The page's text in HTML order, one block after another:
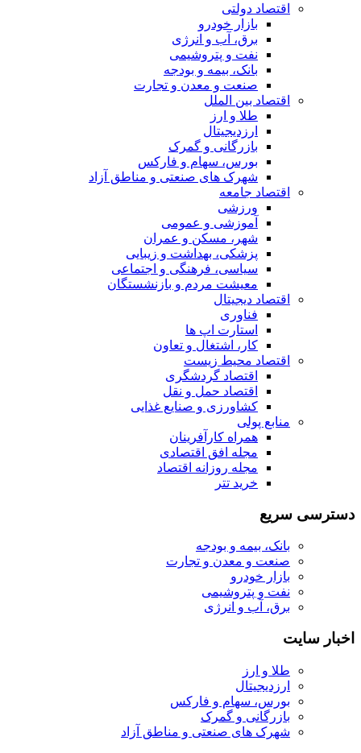
اقتصاد دولتی
بازار خودرو
برق، آب و انرژی
نفت و پتروشیمی
بانک، بیمه و بودجه
صنعت و معدن و تجارت
اقتصاد بین الملل
طلا و ارز
ارزدیجیتال
بازرگانی و گمرک
بورس، سهام و فارکس
شهرک های صنعتی و مناطق آزاد
اقتصاد جامعه
ورزشی
آموزشی و عمومی
شهر، مسکن و عمران
پزشکی، بهداشت و زیبایی
سیاسی، فرهنگی و اجتماعی
معیشت مردم و بازنشستگان
اقتصاد دیجیتال
فناوری
استارت اپ ها
کار، اشتغال و تعاون
اقتصاد محیط زیست
اقتصاد گردشگری
اقتصاد حمل و نقل
کشاورزی و صنایع غذایی
منابع پولی
همراه کارآفرینان
مجله افق اقتصادی
مجله روزانه اقتصاد
خرید تتر
دسترسی سریع
بانک، بیمه و بودجه
صنعت و معدن و تجارت
بازار خودرو
نفت و پتروشیمی
برق، آب و انرژی
اخبار سایت
طلا و ارز
ارزدیجیتال
بورس، سهام و فارکس
بازرگانی و گمرک
شهرک های صنعتی و مناطق آزاد